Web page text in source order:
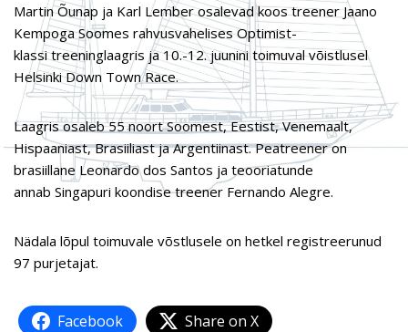
Martin Õunap ja Karl Lember osalevad koos treener Jaano
Kempoga Soomes rahvusvahelises Optimist-
klassi treeninglaagris ja 10.-12. juunini toimuval võistlusel
Helsinki Down Town Race.
Laagris osaleb 55 noort Soomest, Eestist, Venemaalt,
Hispaaniast, Brasiiliast ja Argentiinast. Peatreener on
brasiillane Leonardo dos Santos ja teooriatunde
annab Singapuri koondise treener Fernando Alegre.
Nädala lõpul toimuvale võstlusele on hetkel registreerunud
97 purjetajat.
Facebook
Share on X